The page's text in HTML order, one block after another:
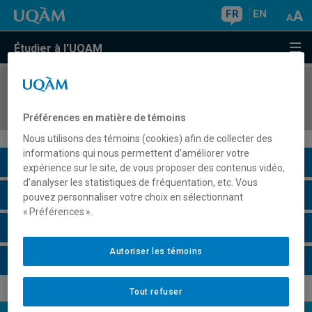
FR EN
Étudier à l'UQAM
COURS//
Description du cours
Horaire - Été 2026
Préférences en matière de témoins
Nous utilisons des témoins (cookies) afin de collecter des
informations qui nous permettent d’améliorer votre
expérience sur le site, de vous proposer des contenus vidéo,
d’analyser les statistiques de fréquentation, etc. Vous
pouvez personnaliser votre choix en sélectionnant
« Préférences ».
Tout refuser
Autoriser les témoins